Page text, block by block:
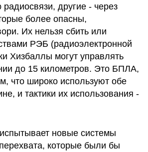
другие - через
более опасны,
Их нельзя сбить или
РЭБ (радиоэлектронной
Хизбаллы могут управлять
до 15 километров. Это БПЛА,
что широко используют обе
и тактики их использования -
новые системы
которые были бы